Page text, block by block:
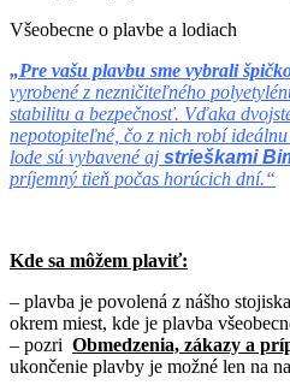
Všeobecne o plavbe a lodiach
„Pre vašu plavbu sme vybrali
vyrobené z nezničiteľného
stabilitu a bezpečnosť. Vďaka
nepotopiteľné, čo z nich robí
lode sú vybavené aj strieškami
príjemný tieň počas horúcich dní.“
Kde sa môžem plaviť:
– plavba je povolená z nášho
okrem miest, kde je plavba
– pozri Obmedzenia, zákazy a
ukončenie plavby je možné len na